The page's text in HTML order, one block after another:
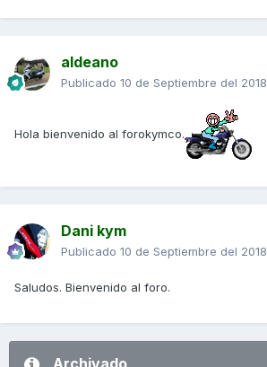
aldeano
Publicado 10 de Septiembre del 2018
Hola bienvenido al forokymco.
Dani kym
Publicado 10 de Septiembre del 2018
Saludos. Bienvenido al foro.